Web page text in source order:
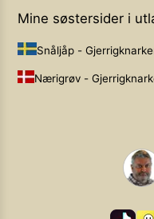
Mine søstersider i
Snåljåp -
Nærigrøv -